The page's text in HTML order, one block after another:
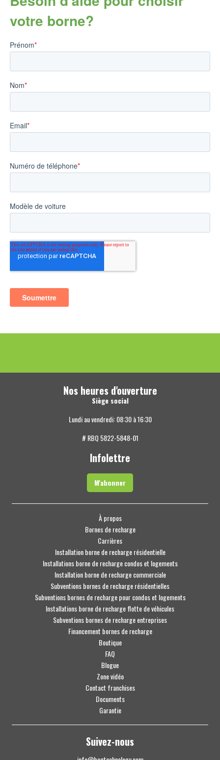
Nos heures d'ouverture
Siège social
Lundi au vendredi: 08:30 à 16:30
# RBQ 5822-5848-01
Infolettre
M'abonner
À propos
Bornes de recharge
Carrières
Installation borne de recharge résidentielle
Installations borne de recharge condos et logements
Installation borne de recharge commerciale
Subventions bornes de recharge résidentielles
Subventions bornes de recharge pour condos et logements
Installations borne de recharge flotte de véhicules
Subventions bornes de recharge entreprises
Financement bornes de recharge
Boutique
FAQ
Blogue
Zone vidéo
Contact franchises
Documents
Garantie
Suivez-nous